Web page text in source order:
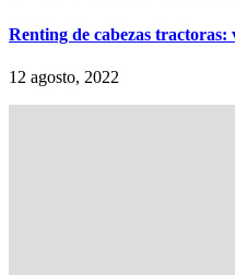
Renting de cabezas
12 agosto, 2022